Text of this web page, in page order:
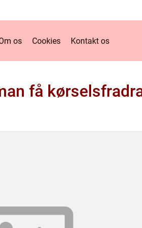
os Cookies Kontakt os
få